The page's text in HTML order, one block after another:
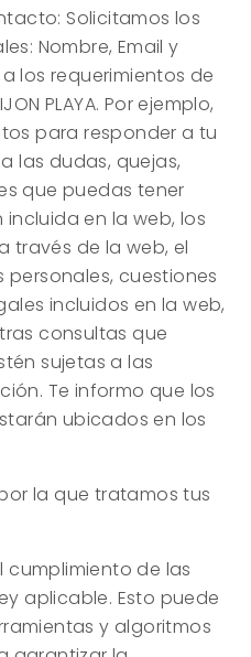
Solicitamos los
Nombre, Email y
los requerimientos de
PLAYA. Por ejemplo,
para responder a tu
las dudas, quejas,
que puedas tener
en la web, los
través de la web, el
cuestiones
incluidos en la web,
consultas que
sujetas a las
Te informo que los
ubicados en los
la que tratamos tus
de las
aplicable. Esto puede
y algoritmos